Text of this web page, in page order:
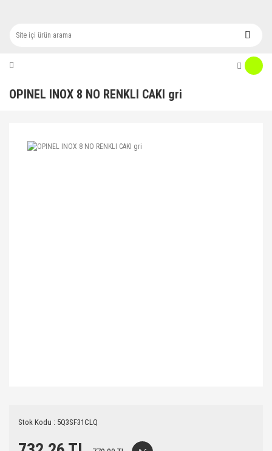
OPINEL INOX 8 NO RENKLI CAKI gri
Stok Kodu : 5Q3SF31CLQ